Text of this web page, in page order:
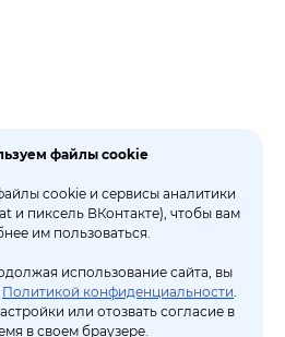
файлы cookie
cookie и сервисы аналитики
и пиксель ВКонтакте), чтобы вам
им пользоваться.
использование сайта, вы
Политикой конфиденциальности.
или отозвать согласие в
в своем браузере.